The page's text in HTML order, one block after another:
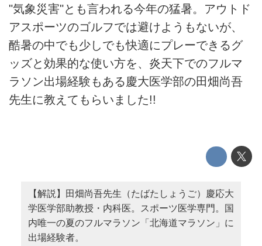
"気象災害"とも言われる今年の猛暑。アウトド
アスポーツのゴルフでは避けようもないが、
酷暑の中でも少しでも快適にプレーできるグ
ッズと効果的な使い方を、炎天下でのフルマ
ラソン出場経験もある慶大医学部の田畑尚吾
先生に教えてもらいました!!
【解説】田畑尚吾先生（たばたしょうご）慶応大
学医学部助教授・内科医。スポーツ医学専門。国
内唯一の夏のフルマラソン「北海道マラソン」に
出場経験者。